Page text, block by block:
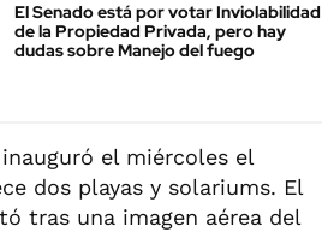
El Senado está por votar Inviolabilidad
de la Propiedad Privada, pero hay
dudas sobre Manejo del fuego
el miércoles el
dos playas y solariums. El
tras una imagen aérea del